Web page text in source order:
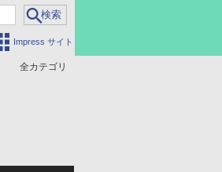
Impress サイト
全カテゴリ